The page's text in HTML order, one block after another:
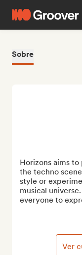
Sobre
Horizons aims
the techno
style or
musical
everyone to
Ver